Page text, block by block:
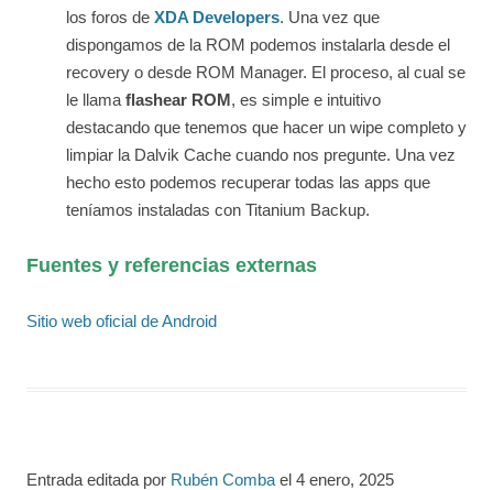
los foros de XDA Developers. Una vez que
dispongamos de la ROM podemos instalarla desde el
recovery o desde ROM Manager. El proceso, al cual se
le llama flashear ROM, es simple e intuitivo
destacando que tenemos que hacer un wipe completo y
limpiar la Dalvik Cache cuando nos pregunte. Una vez
hecho esto podemos recuperar todas las apps que
teníamos instaladas con Titanium Backup.
Fuentes y referencias externas
Sitio web oficial de Android
Entrada editada por Rubén Comba el 4 enero, 2025